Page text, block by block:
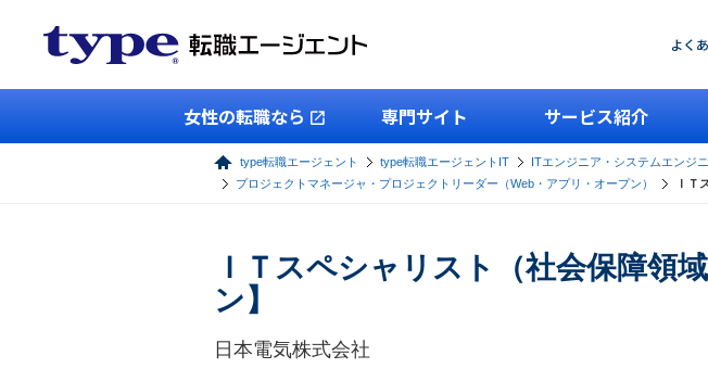
よく
女性の転職なら 専門サイト サービス紹介
type転職エージェント type転職エージェントIT ITエンジニア・システムエンジ
プロジェクトマネージャ・プロジェクトリーダー（Web・アプリ・オープン）
ＩＴ
ＩＴスペシャリスト（社会保障領
ン】
日本電気株式会社